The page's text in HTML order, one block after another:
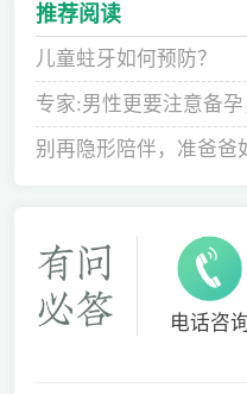
推荐阅读
儿童蛀牙如何预防？
专家:男性更要注意备
间
别再隐形陪伴，准爸爸
电话咨